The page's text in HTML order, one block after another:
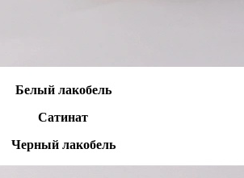
Белый лакобель
Сатинат
Черный лакобель